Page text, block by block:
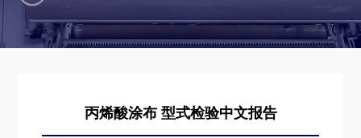
丙烯酸涂布 型式检验中文报告